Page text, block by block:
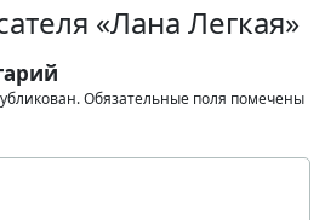
«Лана Легкая»
Обязательные поля помечены